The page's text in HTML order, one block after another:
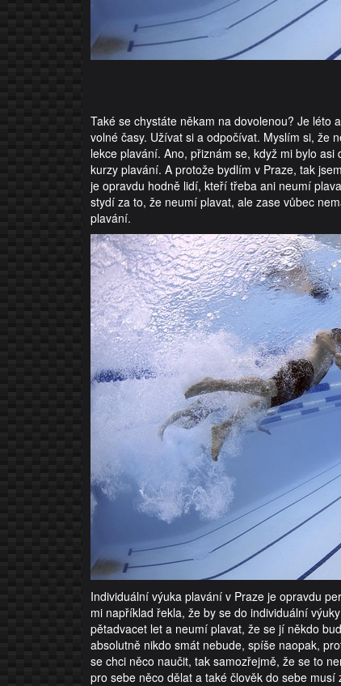
Také se chystáte někam na dovolenou? Je léto
volné časy. Užívat si a odpočívat. Myslím si, že
lekce plavání. Ano, přiznám se, když mi bylo
kurzy plavání. A protože bydlím v Praze, tak
je opravdu hodně lidí, kteří třeba ani neumí
stydí za to, že neumí plavat, ale zase vůbec
plavání.
Individuální výuka plavání v Praze je opravdu
mi například řekla, že by se do individuální
pětadvacet let a neumí plavat, že se jí někdo
absolutně nikdo smát nebude, spíše naopak,
se chci něco naučit, tak samozřejmě, že se to
pro sebe něco dělat a také člověk do sebe musí